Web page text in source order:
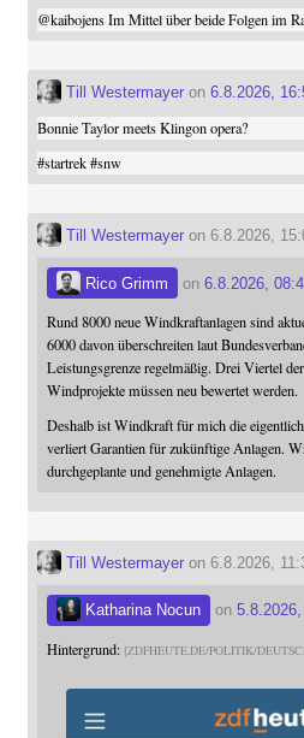
@kaibojensIm Mittel über beide Folgen im
Till Westermayeron 6.8.2026,
Bonnie Taylor meets Klingon opera?
#startrek #snw
Till Westermayeron 6.8.2026,
Rico Grimm on 6.8.2026,
Rund 8000 neue Windkraftanlagen sind
6000 davon überschreiten laut
Leistungsgrenze regelmäßig. Drei Viertel
Windprojekte müssen neu bewertet werden.
Deshalb ist Windkraft für mich die
verliert Garantien für zukünftige Anlagen.
durchgeplante und genehmigte Anlagen.
Till Westermayeron 6.8.2026,
Katharina Nocun on
Hintergrund: ZDFHEUTE.DE/POLITIK/